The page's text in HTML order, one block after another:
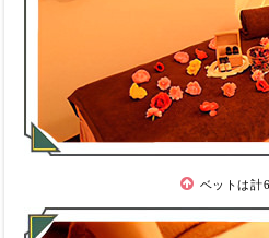
ベットは計